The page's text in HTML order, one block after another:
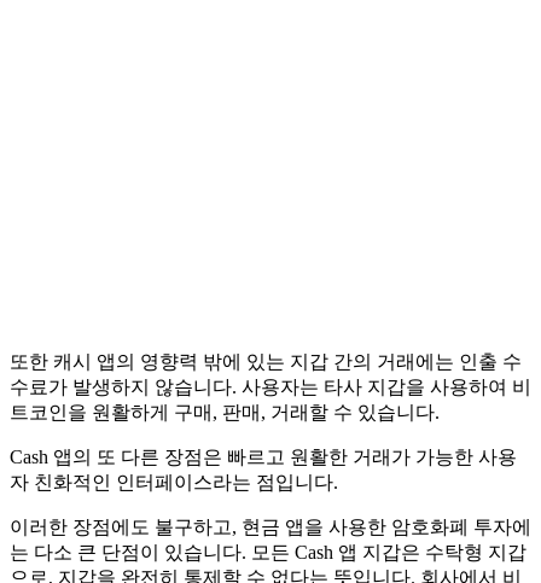
또한 캐시 앱의 영향력 밖에 있는 지갑 간의 거래에는 인출 수
수료가 발생하지 않습니다. 사용자는 타사 지갑을 사용하여 비
트코인을 원활하게 구매, 판매, 거래할 수 있습니다.
Cash 앱의 또 다른 장점은 빠르고 원활한 거래가 가능한 사용
자 친화적인 인터페이스라는 점입니다.
이러한 장점에도 불구하고, 현금 앱을 사용한 암호화폐 투자에
는 다소 큰 단점이 있습니다. 모든 Cash 앱 지갑은 수탁형 지갑
으로, 지갑을 완전히 통제할 수 없다는 뜻입니다. 회사에서 비